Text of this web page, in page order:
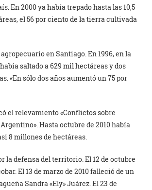
En 2000 ya había trepado hasta las 10,5
el 56 por ciento de la tierra cultivada
en Santiago. En 1996, en la
saltado a 629 mil hectáreas y dos
«En sólo dos años aumentó un 75 por
el relevamiento «Conflictos sobre
Hasta octubre de 2010 había
8 millones de hectáreas.
la defensa del territorio. El 12 de octubre
El 13 de marzo de 2010 falleció de un
Sandra «Ely» Juárez. El 23 de